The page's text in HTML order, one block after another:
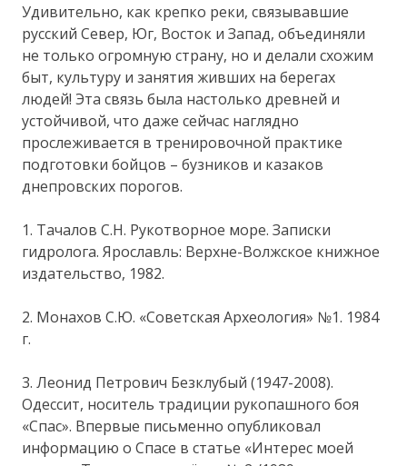
Удивительно, как крепко реки, связывавшие
русский Север, Юг, Восток и Запад, объединяли
не только огромную страну, но и делали схожим
быт, культуру и занятия живших на берегах
людей! Эта связь была настолько древней и
устойчивой, что даже сейчас наглядно
прослеживается в тренировочной практике
подготовки бойцов – бузников и казаков
днепровских порогов.
1. Тачалов С.Н. Рукотворное море. Записки
гидролога. Ярославль: Верхне-Волжское книжное
издательство, 1982.
2. Монахов С.Ю. «Советская Археология» №1. 1984
г.
3. Леонид Петрович Безклубый (1947-2008).
Одессит, носитель традиции рукопашного боя
«Спас». Впервые письменно опубликовал
информацию о Спасе в статье «Интерес моей